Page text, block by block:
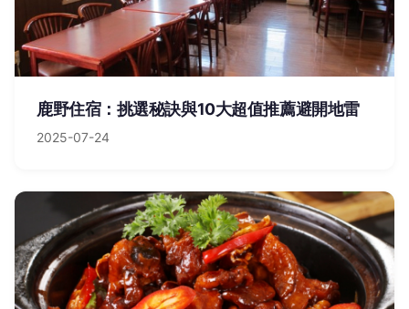
鹿野住宿：挑選秘訣與10大超值推薦避開地雷
2025-07-24